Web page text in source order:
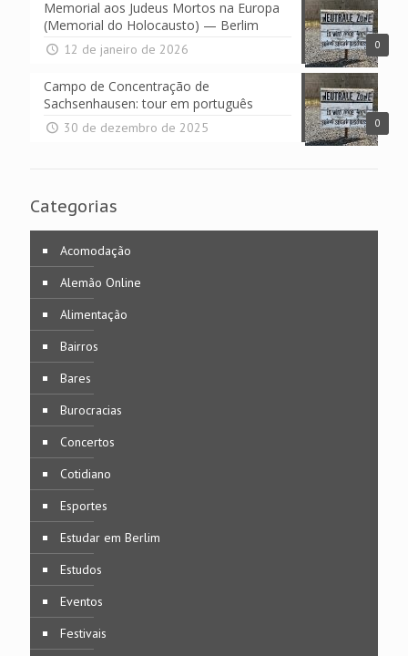
0
Memorial aos Judeus Mortos na Europa
(Memorial do Holocausto) — Berlim
12 de janeiro de 2026
0
Campo de Concentração de
Sachsenhausen: tour em português
30 de dezembro de 2025
Categorias
Acomodação
Alemão Online
Alimentação
Bairros
Bares
Burocracias
Concertos
Cotidiano
Esportes
Estudar em Berlim
Estudos
Eventos
Festivais